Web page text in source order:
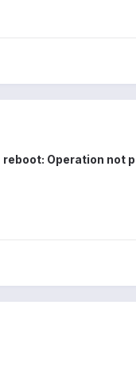
reboot: Operation not